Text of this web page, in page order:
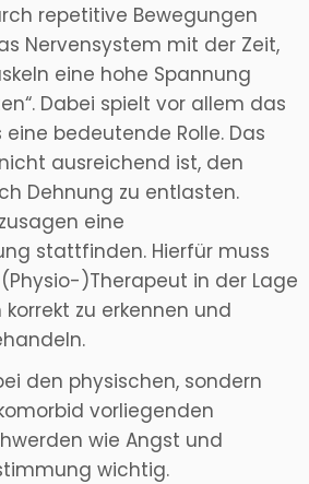
repetitive Bewegungen
Nervensystem mit der Zeit,
eine hohe Spannung
Dabei spielt vor allem das
bedeutende Rolle. Das
ausreichend ist, den
Dehnung zu entlasten.
eine
stattfinden. Hierfür muss
)Therapeut in der Lage
zu erkennen und
den physischen, sondern
vorliegenden
wie Angst und
wichtig.